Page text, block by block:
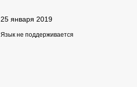
25 января 2019
Язык не поддерживается